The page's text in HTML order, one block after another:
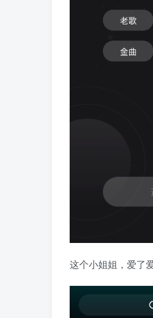
这个小姐姐，爱了